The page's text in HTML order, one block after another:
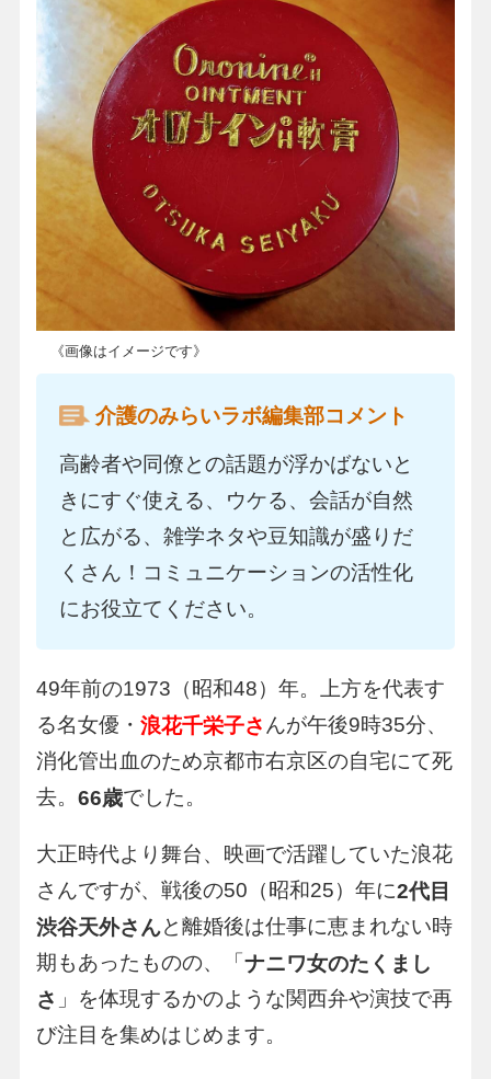
《画像はイメージです》
介護のみらいラボ編集部コメント
高齢者や同僚との話題が浮かばないと
きにすぐ使える、ウケる、会話が自然
と広がる、雑学ネタや豆知識が盛りだ
くさん！コミュニケーションの活性化
にお役立てください。
49年前の1973（昭和48）年。上方を代表す
る名女優・ 浪花千栄子さ んが午後9時35分、
消化管出血のため京都市右京区の自宅にて死
去。 66歳でした。
大正時代より舞台、映画で活躍していた浪花
さんですが、戦後の50（昭和25）年に2代目
渋谷天外さんと離婚後は仕事に恵まれない時
期もあったものの、「 ナニワ女のたくまし
さ 」を体現するかのような関西弁や演技で再
び注目を集めはじめます。